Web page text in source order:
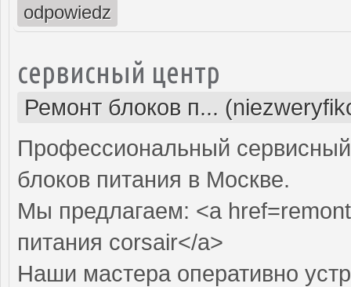
odpowiedz
сервисный центр
Ремонт блоков п...
Профессиональный
блоков питания в Москве.
Мы предлагаем: <a
питания corsair</a>
Наши мастера оперативно